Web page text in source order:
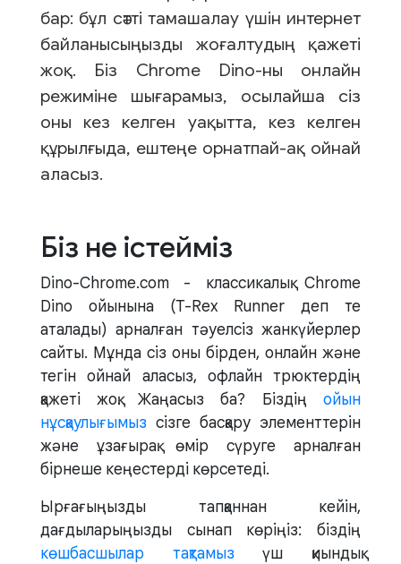
бар: бұл сәтті тамашалау үшін интернет
байланысыңызды жоғалтудың қажеті
жоқ. Біз Chrome Dino-ны онлайн
режиміне шығарамыз, осылайша сіз
оны кез келген уақытта, кез келген
құрылғыда, ештеңе орнатпай-ақ ойнай
аласыз.
Біз не істейміз
Dino-Chrome.com - классикалық Chrome
Dino ойынына (T-Rex Runner деп те
аталады) арналған тәуелсіз жанкүйерлер
сайты. Мұнда сіз оны бірден, онлайн және
тегін ойнай аласыз, офлайн трюктердің
қажеті жоқ. Жаңасыз ба? Біздің ойын
нұсқаулығымыз сізге басқару элементтерін
және ұзағырақ өмір сүруге арналған
бірнеше кеңестерді көрсетеді.
Ырғағыңызды тапқаннан кейін,
дағдыларыңызды сынап көріңіз: біздің
көшбасшылар тақтамызүш қиындық